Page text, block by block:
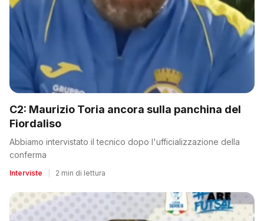
C2: Maurizio Toria ancora sulla panchina del
Fiordaliso
Abbiamo intervistato il tecnico dopo l'ufficializzazione della
conferma
Interviste 2 min di lettura